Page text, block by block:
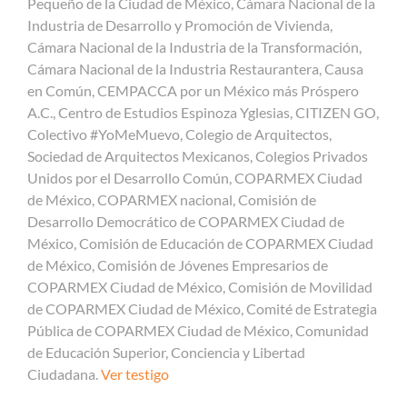
Industria de Desarrollo y Promoción de Vivienda,
Cámara Nacional de la Industria de la Transformación,
Cámara Nacional de la Industria Restaurantera, Causa
en Común, CEMPACCA por un México más Próspero
A.C., Centro de Estudios Espinoza Yglesias, CITIZEN GO,
Colectivo #YoMeMuevo, Colegio de Arquitectos,
Sociedad de Arquitectos Mexicanos, Colegios Privados
Unidos por el Desarrollo Común, COPARMEX Ciudad
de México, COPARMEX nacional, Comisión de
Desarrollo Democrático de COPARMEX Ciudad de
México, Comisión de Educación de COPARMEX Ciudad
de México, Comisión de Jóvenes Empresarios de
COPARMEX Ciudad de México, Comisión de Movilidad
de COPARMEX Ciudad de México, Comité de Estrategia
Pública de COPARMEX Ciudad de México, Comunidad
de Educación Superior, Conciencia y Libertad
Ciudadana.Ver testigo